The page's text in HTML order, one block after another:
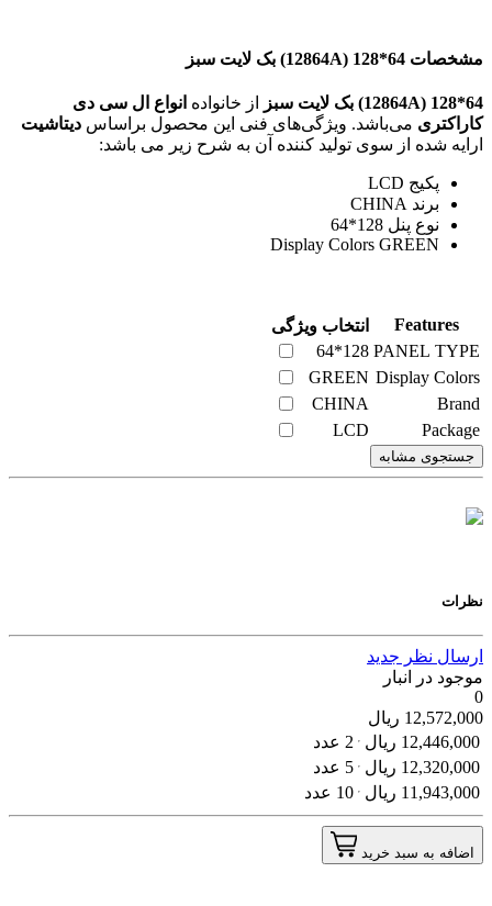
مشخصات 64*128 (12864A) بک لایت سبز
64*128 (12864A) بک لایت سبز از خانواده انواع ال سی دی
کاراکتری
دیتاشیت
ارایه شده از سوی تولید کننده آن به شرح زیر می باشد:
پکیج LCD
برند CHINA
نوع پنل 128*64
Display Colors GREEN
Features
انتخاب ویژگی
PANEL TYPE
128*64
Display Colors
GREEN
Brand
CHINA
Package
LCD
جستجوی مشابه
نظرات
ارسال نظر جدید
موجود در انبار
0
12,572,000 ریال
12,446,000 ریال
2 عدد
12,320,000 ریال
5 عدد
11,943,000 ریال 10 عدد
اضافه به سبد خرید